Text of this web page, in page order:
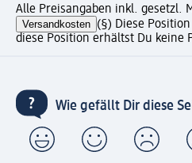
Alle Preisangaben inkl. gesetzl.
Versandkosten (§) Diese
diese Position erhältst Du keine
Wie gefällt Dir diese